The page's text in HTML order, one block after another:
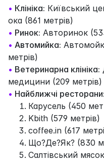
• Клініка: Київський
ока (861 метрів)
• Ринок: Авторинок
• Автомийка:
метрів)
• Ветеринарна клініка:
медицини (209 метрів)
• Найближчі ресторани:
Карусель (450
Kbith (579 метрів)
coffee.in (617
Що?Де?Як? (830
Cалтівський